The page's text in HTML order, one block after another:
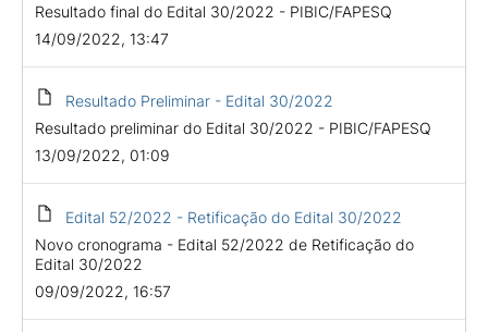
Resultado final do Edital 30/2022 - PIBIC/FAPESQ
14/09/2022, 13:47
Resultado Preliminar - Edital 30/2022
Resultado preliminar do Edital 30/2022 - PIBIC/FAPESQ
13/09/2022, 01:09
Edital 52/2022 - Retificação do Edital 30/2022
Novo cronograma - Edital 52/2022 de Retificação do
Edital 30/2022
09/09/2022, 16:57